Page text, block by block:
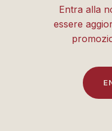
Entra alla
essere
E